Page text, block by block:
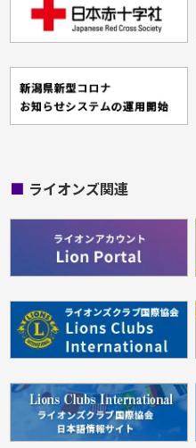
■ ライオンズ関連